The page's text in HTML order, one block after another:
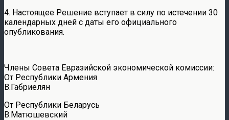
4. Настоящее Решение вступает в силу по истечении 30
календарных дней с даты его официального
опубликования.
Члены Совета Евразийской экономической комиссии:
От Республики Армения
В.Габриелян
От Республики Беларусь
В.Матюшевский